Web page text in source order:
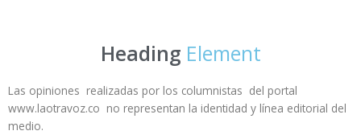
Heading Element
Las opiniones realizadas por los columnistas del portal
www.laotravoz.co no representan la identidad y línea editorial del
medio.